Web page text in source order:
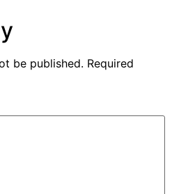
be published. Required